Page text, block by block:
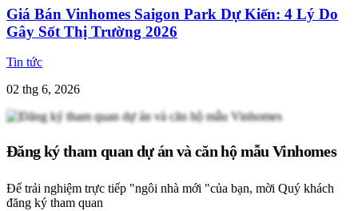
Giá Bán Vinhomes Saigon Park Dự Kiến: 4 Lý Do
Gây Sốt Thị Trường 2026
Tin tức
02 thg 6, 2026
Đăng ký tham quan dự án và căn hộ mẫu Vinhomes
Để trải nghiệm trực tiếp "ngôi nhà mới "của bạn, mời Quý khách
đăng ký tham quan